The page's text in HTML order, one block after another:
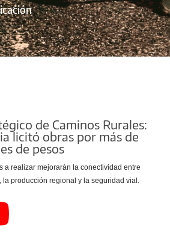
de Caminos Rurales:
licitó obras por más de
de pesos
a realizar mejorarán la conectividad entre
la producción regional y la seguridad vial.